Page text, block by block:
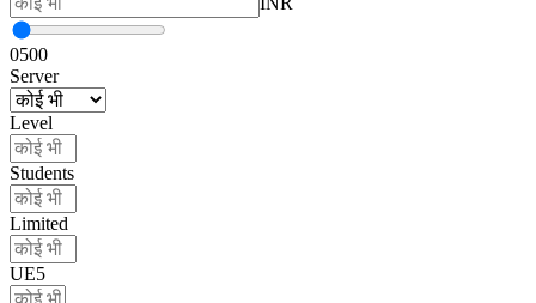
0500
Server
Level
Students
Limited
UE5